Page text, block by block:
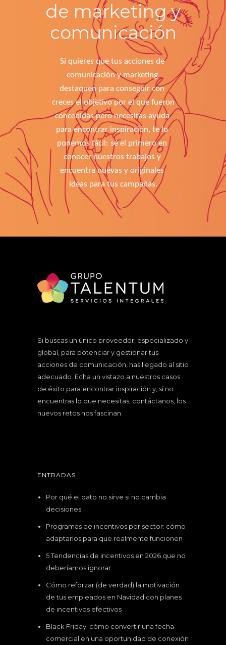
de marketing y
comunicación
Si quieres que tus acciones de
comunicación y marketing
destaquen para conseguir con
creces el objetivo por el que fueron
concebidas pero necesitas ayuda
para encontrar inspiración, te lo
ponemos fácil: sé el primero en
conocer nuestros trabajos y
encuentra nuevas y originales
ideas para tus campañas.
Si buscas un único proveedor, especializado y
global, para potenciar y gestionar tus
acciones de comunicación, has llegado al sitio
adecuado. Echa un vistazo a nuestros casos
de éxito para encontrar inspiración y, si no
encuentras lo que necesitas, contáctanos, los
nuevos retos nos fascinan.
ENTRADAS
Por qué el dato no sirve si no cambia
decisiones
Programas de incentivos por sector: cómo
adaptarlos para que realmente funcionen
5 Tendencias de incentivos en 2026 que no
deberíamos ignorar
Cómo reforzar (de verdad) la motivación
de tus empleados en Navidad con planes
de incentivos efectivos
Black Friday: cómo convertir una fecha
comercial en una oportunidad de conexión